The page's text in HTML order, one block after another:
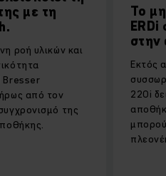
με τη
ροή υλικών και
Bresser
από τον
της
Το
ERDi
Εκτός
220i